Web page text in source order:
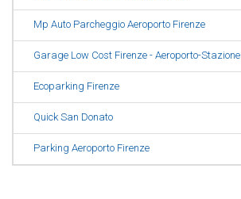
Mp Auto Parcheggio Aeroporto Firenze
Garage Low Cost Firenze - Aeroporto-Stazione
Ecoparking Firenze
Quick San Donato
Parking Aeroporto Firenze